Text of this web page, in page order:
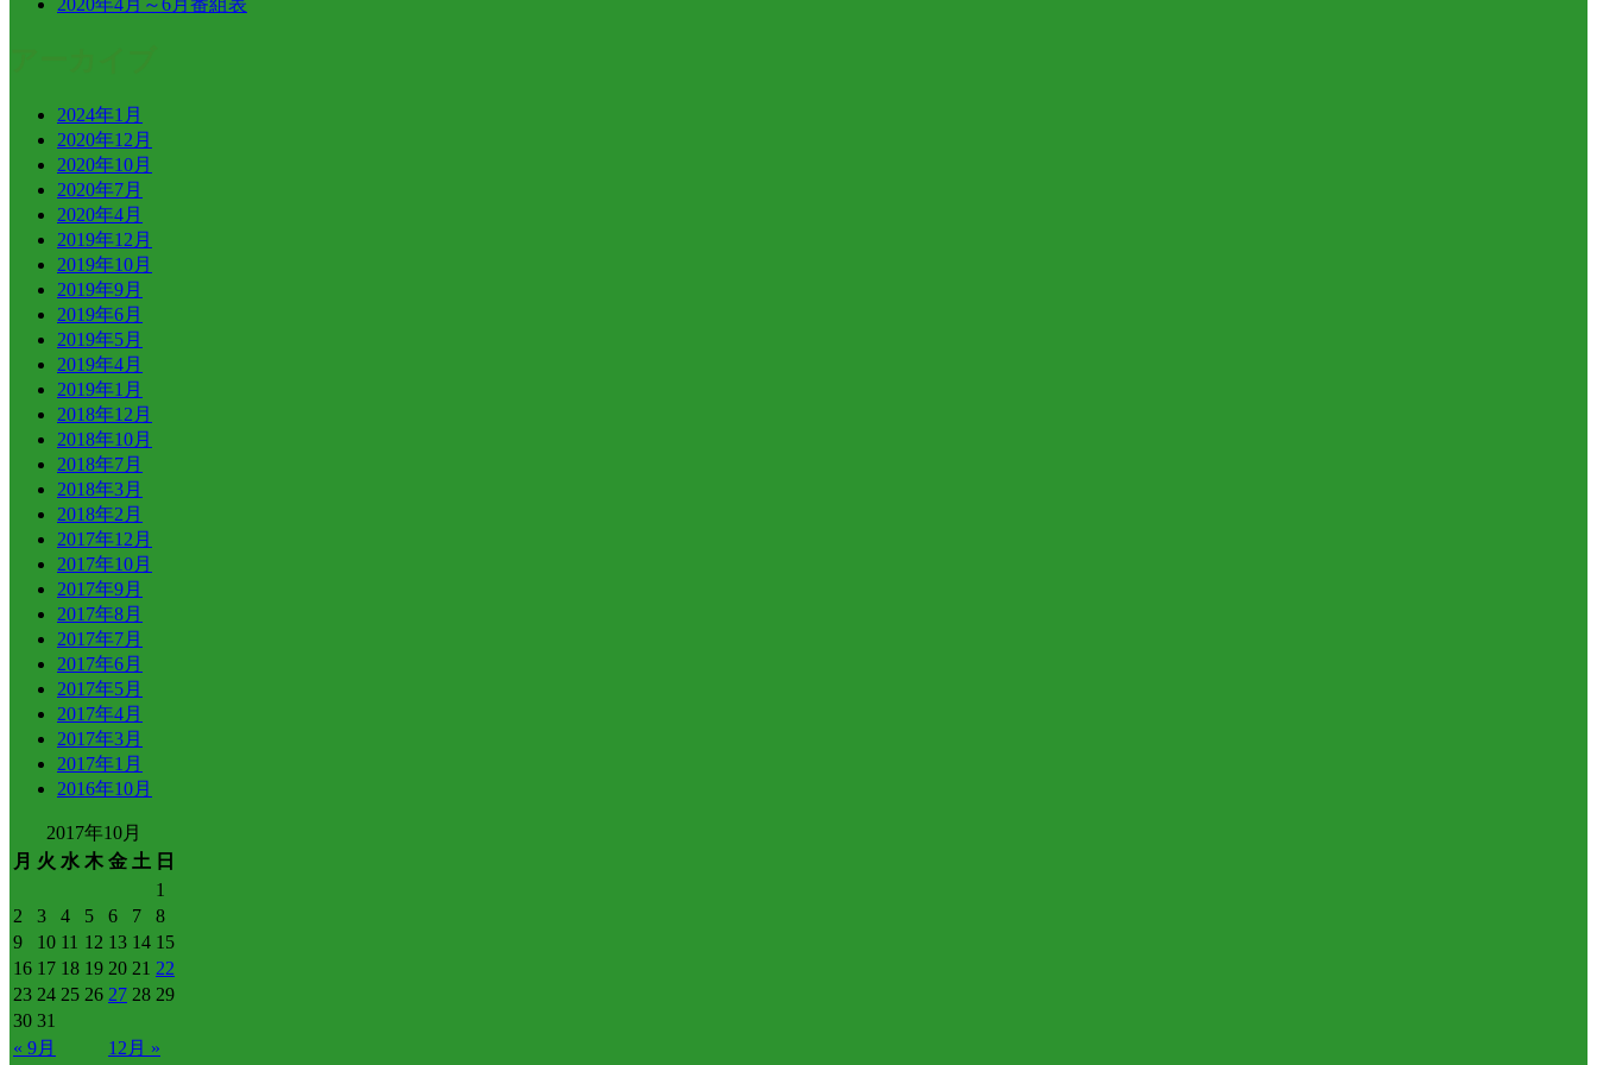
2020年4月～6月番組表
2024年1月
2020年12月
2020年10月
2020年7月
2020年4月
2019年12月
2019年10月
2019年9月
2019年6月
2019年5月
2019年4月
2019年1月
2018年12月
2018年10月
2018年7月
2018年3月
2018年2月
2017年12月
2017年10月
2017年9月
2017年8月
2017年7月
2017年6月
2017年5月
2017年4月
2017年3月
2017年1月
2016年10月
2017年10月
月 火 水 木 金 土 日
« 9月 12月 »
1
2
3 4 5 6 7
8
9
10 11 12 13 14 15
16 17 18 19 20 21 22
23 24 25 26 27 28 29
30 31